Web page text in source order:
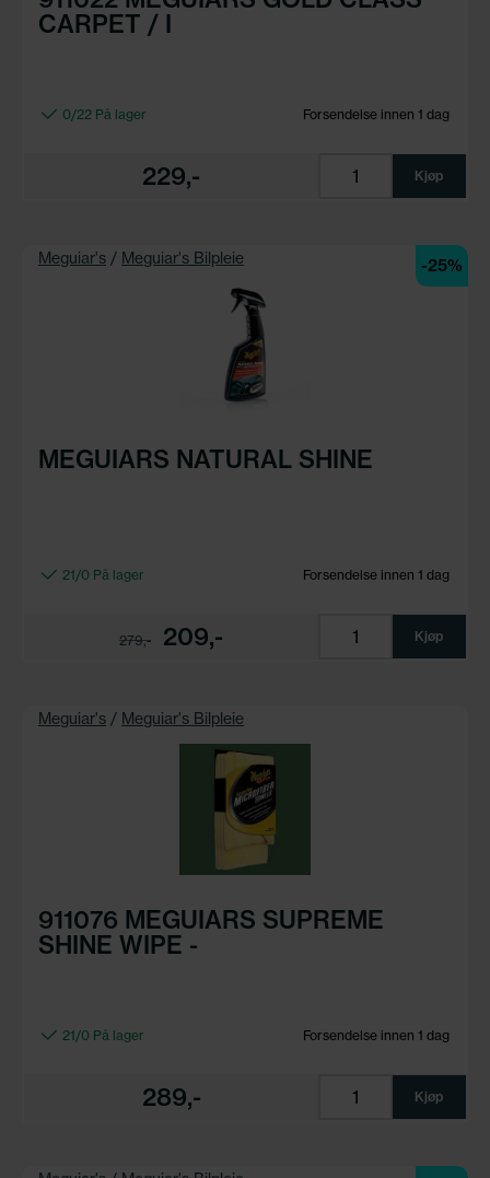
CARPET / I
0/22 På lager Forsendelse innen 1 dag
229,- Kjøp
Meguiar's / Meguiar's Bilpleie -25%
MEGUIARS NATURAL SHINE
21/0 På lager Forsendelse innen 1 dag
279,- 209,- Kjøp
Meguiar's / Meguiar's Bilpleie
911076 MEGUIARS SUPREME
SHINE WIPE -
21/0 På lager Forsendelse innen 1 dag
289,- Kjøp